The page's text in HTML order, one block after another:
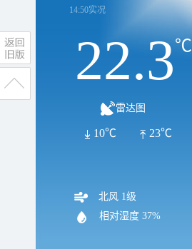
14:50实况
22.3℃
雷达图
23℃
10℃
北风 1级
相对湿度 37%